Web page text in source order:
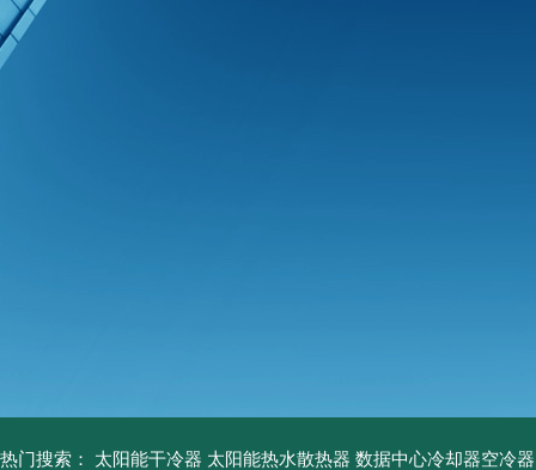
热门搜索： 太阳能干冷器 太阳能热水散热器 数据中心冷却器空冷器